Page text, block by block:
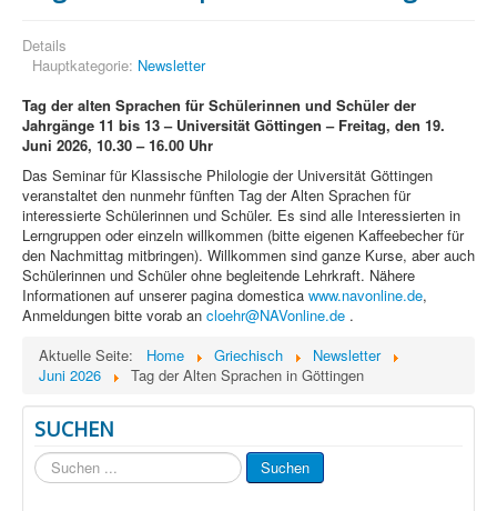
Details
Hauptkategorie: Newsletter
Tag der alten Sprachen für Schülerinnen und Schüler der
Jahrgänge 11 bis 13 – Universität Göttingen – Freitag, den 19.
Juni 2026, 10.30 – 16.00 Uhr
Das Seminar für Klassische Philologie der Universität Göttingen
veranstaltet den nunmehr fünften Tag der Alten Sprachen für
interessierte Schülerinnen und Schüler. Es sind alle Interessierten in
Lerngruppen oder einzeln willkommen (bitte eigenen Kaffeebecher für
den Nachmittag mitbringen). Willkommen sind ganze Kurse, aber auch
Schülerinnen und Schüler ohne begleitende Lehrkraft. Nähere
Informationen auf unserer pagina domestica www.navonline.de,
Anmeldungen bitte vorab an cloehr@NAVonline.de .
Aktuelle Seite:
Home Griechisch
Newsletter
Juni 2026
Tag der Alten Sprachen in Göttingen
SUCHEN
Suchen
...
Suchen